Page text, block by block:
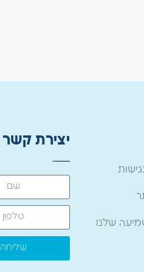
שלנו
יצירת קשר
שליחה